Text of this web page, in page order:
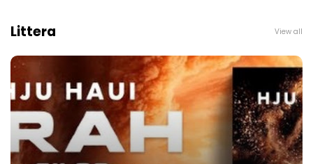
Littera View all